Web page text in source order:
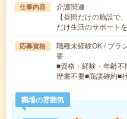
仕事内容
介護関連
【昼間だけの施設で
だけ生活のサポート
応募資格
職種未経験OK / ブラ
要
■資格・経験・年齢
歴書不要■面談確約■
職場の雰囲気